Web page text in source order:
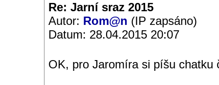
Re: Jarní sraz 2015
Autor: Rom@n (IP zapsáno)
Datum: 28.04.2015 20:07
OK, pro Jaromíra si píšu chatku